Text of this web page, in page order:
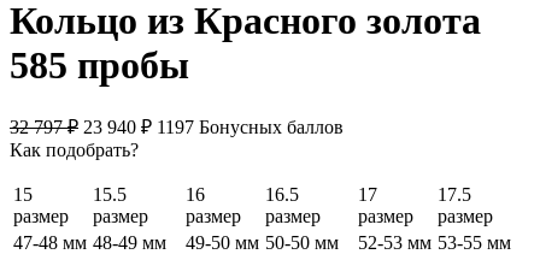
Кольцо из Красного золота
585 пробы
32 797 ₽ 23 940 ₽ 1197 Бонусных баллов
Как подобрать?
15
размер
15.5
размер
16
размер
16.5
размер
17
размер
17.5
размер
47-48 мм 48-49 мм 49-50 мм 50-50 мм 52-53 мм 53-55 мм